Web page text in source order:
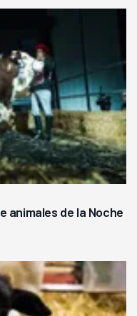
animales de la Noche